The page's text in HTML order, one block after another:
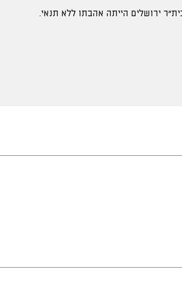
ירושלים הייתה אהבתו ללא תנאי.